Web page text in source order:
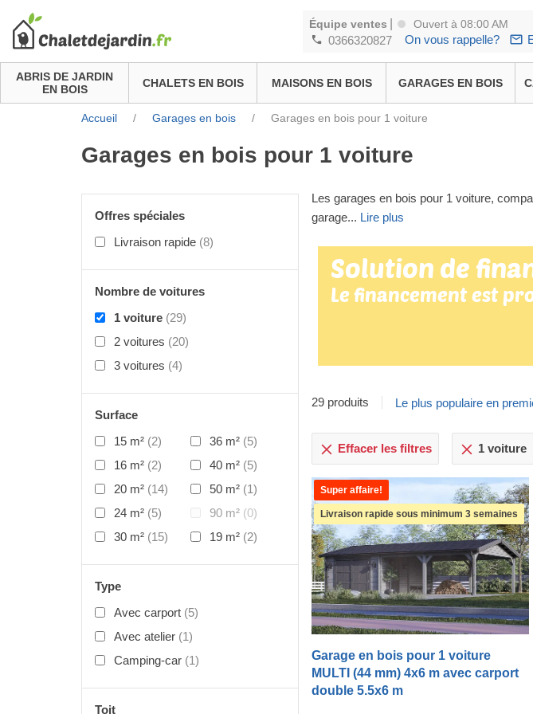
Équipe ventes Ouvert à 08:00 AM
0366320827 On vous rappelle?
ABRIS DE JARDIN
EN BOIS
CHALETS EN BOIS MAISONS EN BOIS GARAGES EN BOIS
Accueil / Garages en bois / Garages en bois pour 1 voiture
Garages en bois pour 1 voiture
Offres spéciales
Livraison rapide (8)
Nombre de voitures
1 voiture (29)
2 voitures (20)
3 voitures (4)
Surface
15 m² (2) 36 m² (5)
16 m² (2) 40 m² (5)
20 m² (14) 50 m² (1)
24 m² (5) 90 m² (0)
30 m² (15) 19 m² (2)
Type
Avec carport (5)
Avec atelier (1)
Camping-car (1)
Toit
Les garages en bois pour 1 voiture,
garage... Lire plus
Solution de
Le financement est
29 produits Le plus populaire en
Effacer les filtres 1 voiture
Super affaire!
Livraison rapide sous minimum 3 semaines
Garage en bois pour 1 voiture
MULTI (44 mm) 4x6 m avec carport
double 5.5x6 m